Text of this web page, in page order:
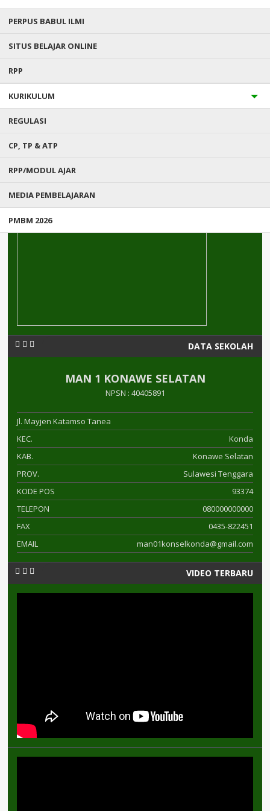
PERPUS BABUL ILMI
SITUS BELAJAR ONLINE
RPP
KURIKULUM
REGULASI
CP, TP & ATP
RPP/MODUL AJAR
MEDIA PEMBELAJARAN
PMBM 2026
Alamat : Konda
rustamsufia74@gmail.com
DATA SEKOLAH
MAN 1 KONAWE SELATAN
NPSN : 40405891
Jl. Mayjen Katamso Tanea
KEC.
Konda
KAB.
Konawe Selatan
PROV.
Sulawesi Tenggara
KODE POS
93374
TELEPON
080000000000
FAX
0435-822451
EMAIL
man01konselkonda@gmail.com
VIDEO TERBARU